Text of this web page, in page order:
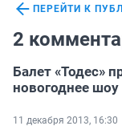
ПЕРЕЙТИ К
2
Балет «Тодес»
новогоднее шоу
11 декабря 2013, 16:30